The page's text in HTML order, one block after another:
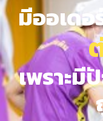
มีออเด
เพราะมี